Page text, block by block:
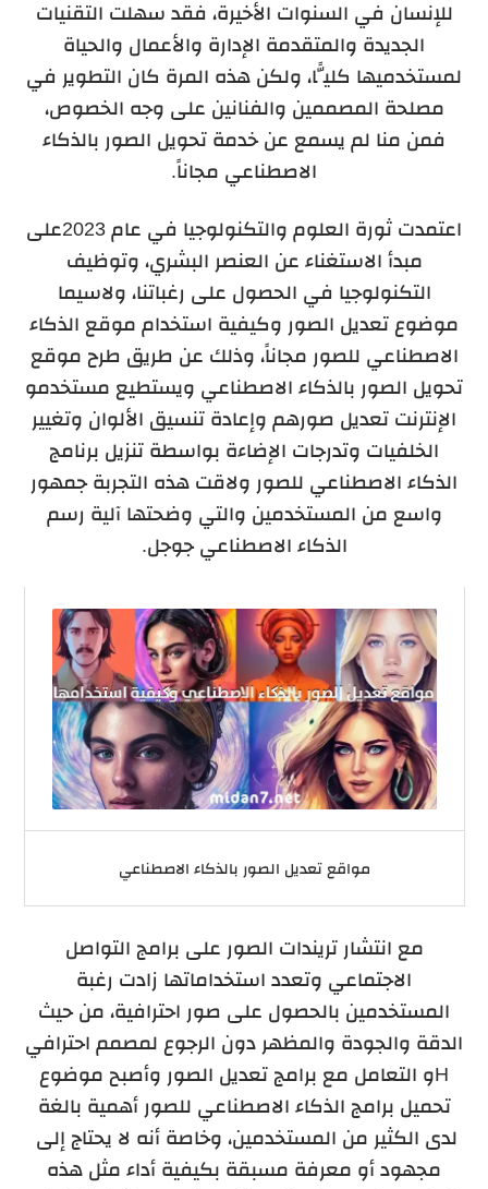
للإنسان في السنوات الأخيرة، فقد سهلت التقنيات
الجديدة والمتقدمة الإدارة والأعمال والحياة
لمستخدميها كليًّا، ولكن هذه المرة كان التطوير في
مصلحة المصممين والفنانين على وجه الخصوص،
فمن منا لم يسمع عن خدمة تحويل الصور بالذكاء
الاصطناعي مجاناً.
اعتمدت ثورة العلوم والتكنولوجيا في عام 2023على
مبدأ الاستغناء عن العنصر البشري، وتوظيف
التكنولوجيا في الحصول على رغباتنا، ولاسيما
موضوع تعديل الصور وكيفية استخدام موقع الذكاء
الاصطناعي للصور مجاناً، وذلك عن طريق طرح موقع
تحويل الصور بالذكاء الاصطناعي ويستطيع مستخدمو
الإنترنت تعديل صورهم وإعادة تنسيق الألوان وتغيير
الخلفيات وتدرجات الإضاءة بواسطة تنزيل برنامج
الذكاء الاصطناعي للصور ولاقت هذه التجربة جمهور
واسع من المستخدمين والتي وضحتها آلية رسم
الذكاء الاصطناعي جوجل.
مواقع تعديل الصور بالذكاء الاصطناعي
مع انتشار تريندات الصور على برامج التواصل
الاجتماعي وتعدد استخداماتها زادت رغبة
المستخدمين بالحصول على صور احترافية، من حيث
الدقة والجودة والمظهر دون الرجوع لمصمم احترافي
Hو التعامل مع برامج تعديل الصور وأصبح موضوع
تحميل برامج الذكاء الاصطناعي للصور أهمية بالغة
لدى الكثير من المستخدمين، وخاصة أنه لا يحتاج إلى
مجهود أو معرفة مسبقة بكيفية أداء مثل هذه